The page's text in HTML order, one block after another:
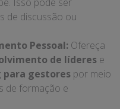
de discussão ou
Pessoal: Ofereça
de líderes e
para gestores por meio
de formação e